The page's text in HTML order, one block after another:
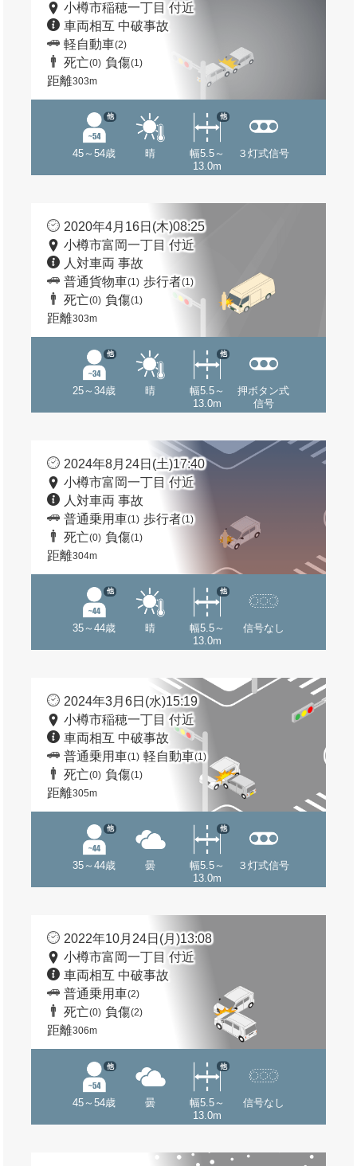
小樽市稲穂一丁目 付近
車両相互 中破事故
軽自動車(2)
死亡(0) 負傷(1)
距離303m
45～54歳
他
晴
幅5.5～
13.0m
他
３灯式信号
2020年4月16日(木)08:25
小樽市富岡一丁目 付近
人対車両 事故
普通貨物車(1) 歩行者(1)
死亡(0) 負傷(1)
距離303m
25～34歳
他
晴
幅5.5～
13.0m
他
押ボタン式
信号
2024年8月24日(土)17:40
小樽市富岡一丁目 付近
人対車両 事故
普通乗用車(1) 歩行者(1)
死亡(0) 負傷(1)
距離304m
35～44歳
他
晴
幅5.5～
13.0m
他
信号なし
2024年3月6日(水)15:19
小樽市稲穂一丁目 付近
車両相互 中破事故
普通乗用車(1) 軽自動車(1)
死亡(0) 負傷(1)
距離305m
35～44歳
他
曇
幅5.5～
13.0m
他
３灯式信号
2022年10月24日(月)13:08
小樽市富岡一丁目 付近
車両相互 中破事故
普通乗用車(2)
死亡(0) 負傷(2)
距離306m
45～54歳
他
曇
幅5.5～
13.0m
他
信号なし